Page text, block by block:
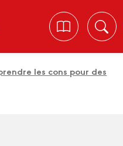
les cons pour des